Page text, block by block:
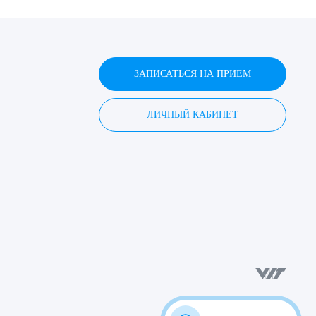
ЗАПИСАТЬСЯ НА ПРИЕМ
ЛИЧНЫЙ КАБИНЕТ